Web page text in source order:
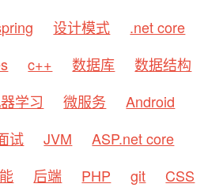
设计模式
.net core
c++ 数据库
数据结构
学习 微服务
Android
试 JVM
ASP.net core
后端 PHP git
CSS